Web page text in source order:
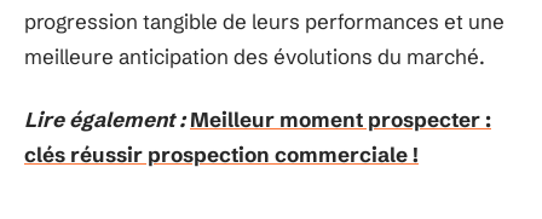
progression tangible de leurs performances et une
meilleure anticipation des évolutions du marché.
Lire également : Meilleur moment prospecter :
clés réussir prospection commerciale !